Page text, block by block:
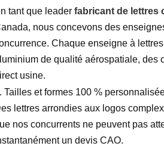
tant que leader fabricant de lettres
nous concevons des
Chaque enseigne à
de qualité aérospatiale, des
usine.
Tailles et formes 100 %
lettres arrondies aux logos
nos concurrents ne peuvent pas
un devis CAO.